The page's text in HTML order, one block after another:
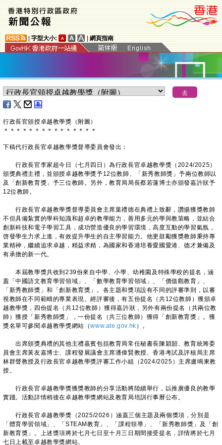
字型大小: 網頁指南
行政長官頒授卓越教學獎（附圖）
＊ ＊ ＊ ＊ ＊ ＊ ＊ ＊ ＊ ＊ ＊ ＊ ＊ ＊ ＊
下稿代行政長官卓越教學獎督導委員會發出：
行政長官李家超今日（七月四日）為行政長官卓越教學獎（2024/2025）
頒獎典禮主禮，並頒授卓越教學獎予12位教師、「新秀教師獎」予兩位教師以
及「創新教育獎」予三位教師。另外，教育局局長蔡若蓮博士亦頒發嘉許狀予
12位教師。
行政長官卓越教學獎督導委員會主席葉禮德在典禮上致辭，讚揚獲獎教師
不但具備紮實的學科知識和超卓的教學能力，善用多元的學與教策略，並結合
創新科技和電子學習工具，成功營造優良的學習環境，高度互動的學習氣氛，
啓發學生力求上進，有效提升學生的自主學習能力。他更鼓勵獲獎教師秉持專
業精神，繼續追求卓越，精益求精，為國家和香港培養愛國愛港、德才兼備及
有承擔的新一代。
本屆教學獎共收到239份來自中學、小學、幼稚園及特殊學校的提名，涵
蓋「中國語文教育學習領域」、「數學教育學習領域」、「價值觀教育」、
「新秀教師獎」和「創新教育獎」。各主題和獎項設有不同的評審準則，以審
視教師在不同範疇的專業表現。經評審後，有五份提名（共12位教師）獲頒卓
越教學獎，四份提名（共12位教師）獲得嘉許狀，另外有兩份提名（共兩位教
師）獲授「新秀教師獎」，一份提名（共三位教師）獲得「創新教育獎」。獲
獎名單可參閱卓越教學獎網站（www.ate.gov.hk ）。
出席頒獎典禮的其他主禮嘉賓包括教育局常任秘書長陳穎韶、教育統籌委
員會主席黃友嘉博士、課程發展議會主席潘偉賢教授、香港考試及評核局主席
林群聲教授及行政長官卓越教學獎評審工作小組（2024/2025）主席盧鳴東教
授。
行政長官卓越教學獎獲獎教師的分享活動將陸續舉行，以推廣優良的教學
實踐。活動詳情稍後在卓越教學獎網站及教育局培訓行事曆公布。
行政長官卓越教學獎（2025/2026）涵蓋三個主題及兩個獎項，分別是
「體育學習領域」、「STEAM教育」、「課程領導」、「新秀教師獎」及「創
新教育獎」。上述獎項將於七月七日至十月三日期間接受提名，詳情將於七月
七日上載至卓越教學獎網站。